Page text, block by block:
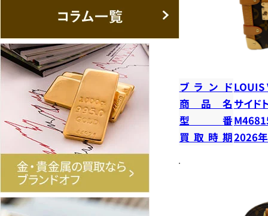
ブランドLOUIS
商品名 サイド
型番
買取時期2026